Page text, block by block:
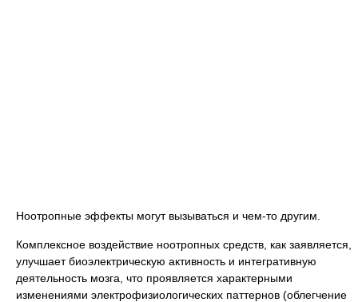
Ноотропные эффекты могут вызываться и чем-то другим.
Комплексное воздействие ноотропных средств, как заявляется,
улучшает биоэлектрическую активность и интегративную
деятельность мозга, что проявляется характерными
изменениями электрофизиологических паттернов (облегчение